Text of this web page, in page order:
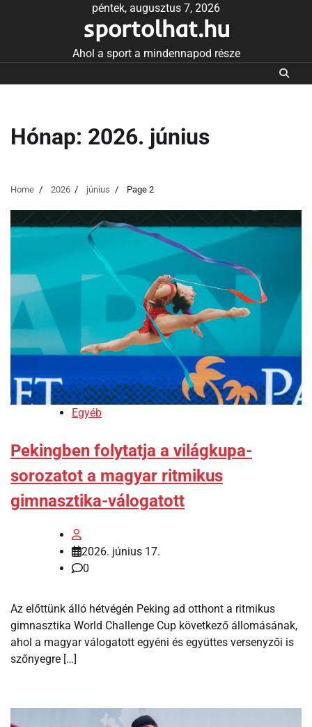
péntek, augusztus 7, 2026
sportolhat.hu
Ahol a sport a mindennapod része
Hónap: 2026. június
Home 2026 június Page 2
Egyéb
Pekingben folytatja a világkupa-
sorozatot a magyar ritmikus
gimnasztika-válogatott
2026. június 17.
0
Az előttünk álló hétvégén Peking ad otthont a ritmikus
gimnasztika World Challenge Cup következő állomásának,
ahol a magyar válogatott egyéni és együttes versenyzői is
szőnyegre […]